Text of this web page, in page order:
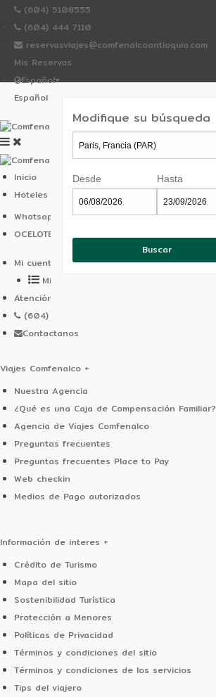
(604) 5108555
(604) 444 7110
reservasviajes@comfenalcoantioquia.com
Mis Reservas
Español
Español
Inicio
Hoteles comfenalco
Whatsapp
OCELOTE
Mi cuenta
Mis Reservas
Atención al cliente
(604) 5108555
Contactanos
Modifique su búsqueda
Desde Hasta
Viajes Comfenalco +
Nuestra Agencia
¿Qué es una Caja de Compensación Familiar?
Agencia de Viajes Comfenalco
Preguntas frecuentes
Preguntas frecuentes Place to Pay
Web checkin
Medios de Pago autorizados
Información de interes +
Crédito de Turismo
Mapa del sitio
Sostenibilidad Turística
Protección a Menores
Políticas de Privacidad
Términos y condiciones del sitio
Términos y condiciones de los servicios
Tips del viajero